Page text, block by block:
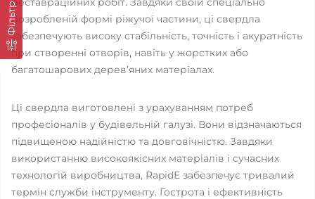
Фільтррозробленій формі ріжучої частини, ці свердла
забезпечують високу стабільність, точність і акуратність
при створенні отворів, навіть у жорстких або
багатошарових дерев’яних матеріалах.
Ці свердла виготовлені з урахуванням потреб
професіоналів у будівельній галузі. Вони відзначаються
підвищеною надійністю та довговічністю. Завдяки
використанню високоякісних матеріалів і сучасних
технологій виробництва, RapidE забезпечує тривалий
термін служби інструменту. Гострота і ефективність